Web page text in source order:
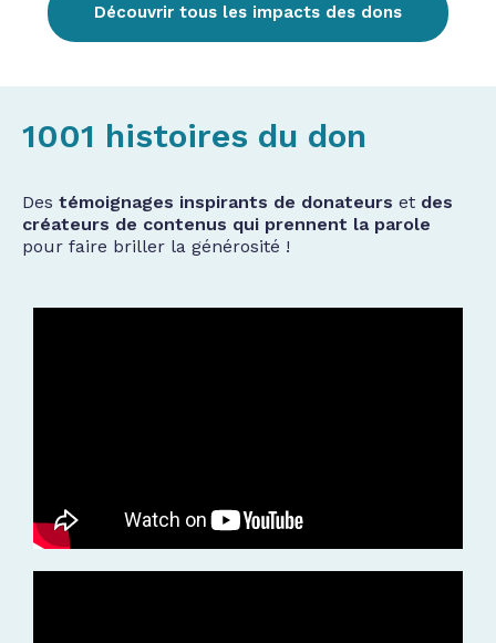
Découvrir tous les impacts des dons
1001 histoires du don
Des témoignages inspirants de donateurs et des
créateurs de contenus qui prennent la parole
pour faire briller la générosité !